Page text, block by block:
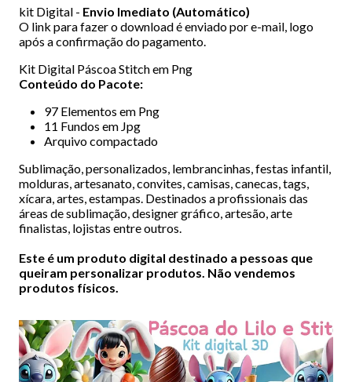
kit Digital - Envio Imediato (Automático)
O link para fazer o download é enviado por e-mail, logo
após a confirmação do pagamento.
Kit Digital Páscoa Stitch em Png
Conteúdo do Pacote:
97 Elementos em Png
11 Fundos em Jpg
Arquivo compactado
Sublimação, personalizados, lembrancinhas, festas infantil,
molduras, artesanato, convites, camisas, canecas, tags,
xícara, artes, estampas. Destinados a profissionais das
áreas de sublimação, designer gráfico, artesão, arte
finalistas, lojistas entre outros.
Este é um produto digital destinado a pessoas que
queiram personalizar produtos. Não vendemos
produtos físicos.